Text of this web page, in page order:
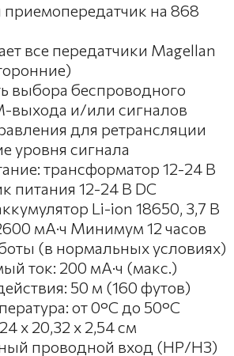
на 868
все передатчики Magellan
выбора беспроводного
выхода и/или сигналов
для ретрансляции
уровня сигнала
трансформатор 12-24 В
питания 12-24 В DC
Li-ion 18650, 3,7 В
мА·ч Минимум 12 часов
(в нормальных условиях)
ток: 200 мА·ч (макс.)
50 м (160 футов)
от 0°C до 50°С
x 20,32 x 2,54 см
проводной вход (НР/НЗ)